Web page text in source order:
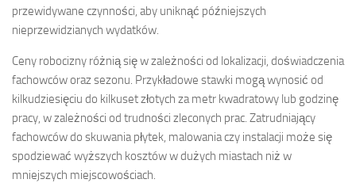
przewidywane czynności, aby uniknąć późniejszych
nieprzewidzianych wydatków.
Ceny robocizny różnią się w zależności od lokalizacji, doświadczenia
fachowców oraz sezonu. Przykładowe stawki mogą wynosić od
kilkudziesięciu do kilkuset złotych za metr kwadratowy lub godzinę
pracy, w zależności od trudności zleconych prac. Zatrudniający
fachowców do skuwania płytek, malowania czy instalacji może się
spodziewać wyższych kosztów w dużych miastach niż w
mniejszych miejscowościach.